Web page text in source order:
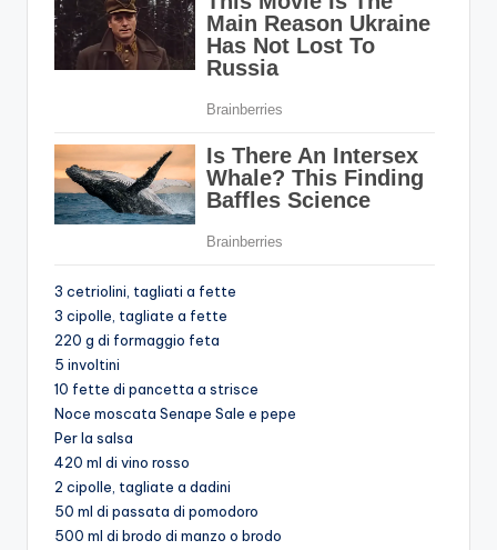
3 cetriolini, tagliati a fette
3 cipolle, tagliate a fette
220 g di formaggio feta
5 involtini
10 fette di pancetta a strisce
Noce moscata Senape Sale e pepe
Per la salsa
420 ml di vino rosso
2 cipolle, tagliate a dadini
50 ml di passata di pomodoro
500 ml di brodo di manzo o brodo